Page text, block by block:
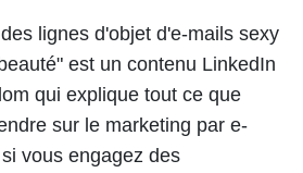
lignes d'objet d'e-mails sexy
est un contenu LinkedIn
qui explique tout ce que
sur le marketing par e-
vous engagez des